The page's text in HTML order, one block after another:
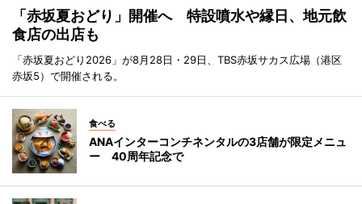
「赤坂夏おどり」開催へ 特設噴水や縁日、地元飲
食店の出店も
「赤坂夏おどり2026」が8月28日・29日、TBS赤坂サカス広場（港区
赤坂5）で開催される。
食べる
ANAインターコンチネンタルの3店舗が限定メニュ
ー 40周年記念で